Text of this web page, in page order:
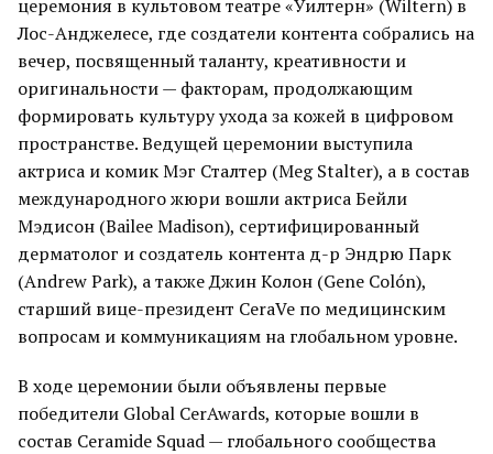
церемония в культовом театре «Уилтерн» (Wiltern) в
Лос-Анджелесе, где создатели контента собрались на
вечер, посвященный таланту, креативности и
оригинальности — факторам, продолжающим
формировать культуру ухода за кожей в цифровом
пространстве. Ведущей церемонии выступила
актриса и комик Мэг Сталтер (Meg Stalter), а в состав
международного жюри вошли актриса Бейли
Мэдисон (Bailee Madison), сертифицированный
дерматолог и создатель контента д-р Эндрю Парк
(Andrew Park), а также Джин Колон (Gene Colón),
старший вице-президент CeraVe по медицинским
вопросам и коммуникациям на глобальном уровне.
В ходе церемонии были объявлены первые
победители Global CerAwards, которые вошли в
состав Ceramide Squad — глобального сообщества